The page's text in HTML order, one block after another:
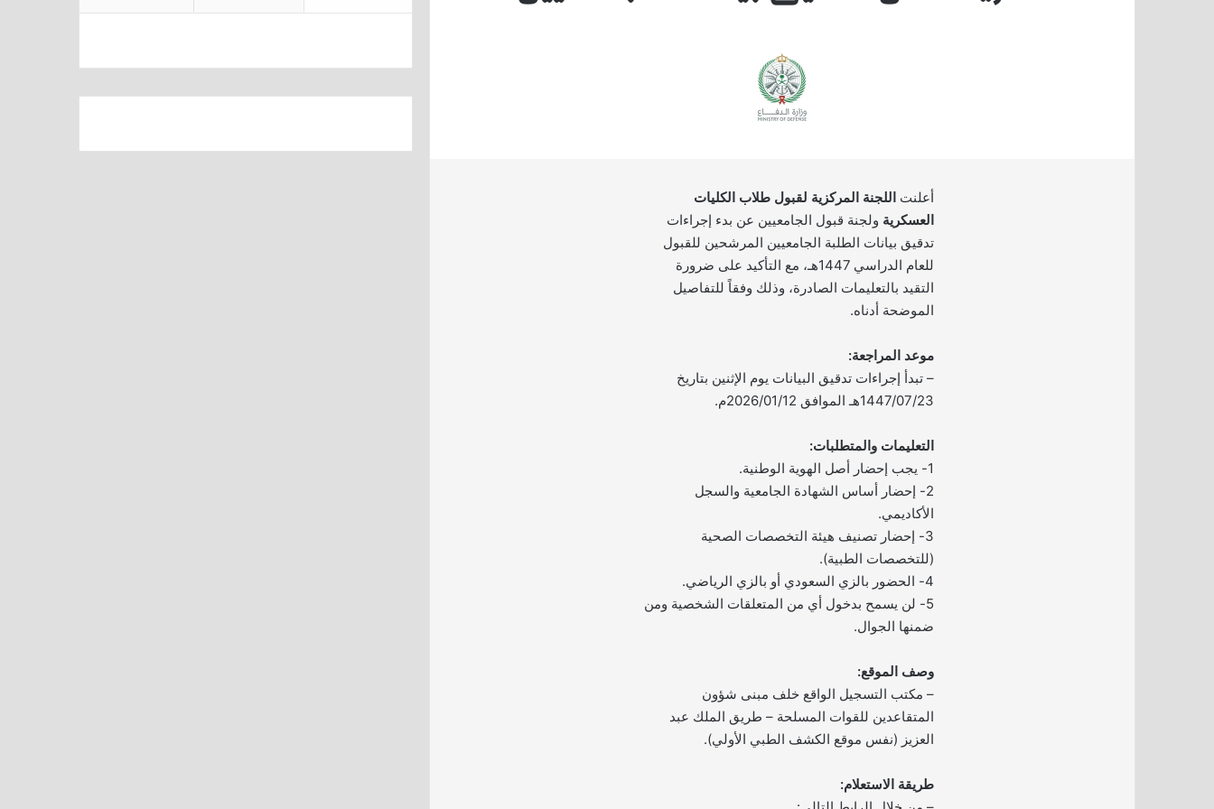
أعلنت اللجنة المركزية لقبول طلاب الكليات
العسكرية ولجنة قبول الجامعيين عن بدء إجراءات
تدقيق بيانات الطلبة الجامعيين المرشحين للقبول
للعام الدراسي 1447هـ، مع التأكيد على ضرورة
التقيد بالتعليمات الصادرة، وذلك وفقاً للتفاصيل
الموضحة أدناه.
موعد المراجعة:
– تبدأ إجراءات تدقيق البيانات يوم الإثنين بتاريخ
1447/07/23هـ الموافق 2026/01/12م.
التعليمات والمتطلبات:
1- يجب إحضار أصل الهوية الوطنية.
2- إحضار أساس الشهادة الجامعية والسجل
الأكاديمي.
3- إحضار تصنيف هيئة التخصصات الصحية
(للتخصصات الطبية).
4- الحضور بالزي السعودي أو بالزي الرياضي.
5- لن يسمح بدخول أي من المتعلقات الشخصية ومن
ضمنها الجوال.
وصف الموقع:
– مكتب التسجيل الواقع خلف مبنى شؤون
المتقاعدين للقوات المسلحة – طريق الملك عبد
العزيز (نفس موقع الكشف الطبي الأولي).
طريقة الاستعلام: